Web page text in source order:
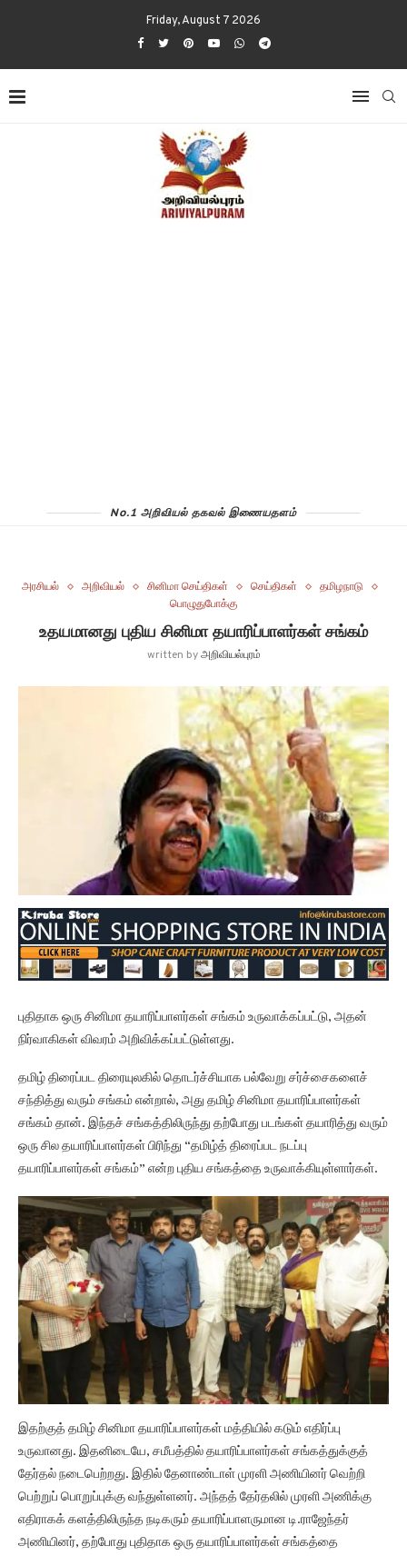
Friday, August 7 2026
No.1 அறிவியல் தகவல் இணையதளம்
அரசியல் அறிவியல் சினிமா செய்திகள் செய்திகள்
தமிழநாடு
பொழுதுபோக்கு
உதயமானது புதிய சினிமா தயாரிப்பாளர்கள் சங்கம்
written byஅறிவியல்புரம்
புதிதாக ஒரு சினிமா தயாரிப்பாளர்கள் சங்கம் உருவாக்கப்பட்டு, அதன்
நிர்வாகிகள் விவரம் அறிவிக்கப்பட்டுள்ளது.
தமிழ் திரைப்பட திரையுலகில் தொடர்ச்சியாக பல்வேறு சர்ச்சைகளைச்
சந்தித்து வரும் சங்கம் என்றால், அது தமிழ் சினிமா தயாரிப்பாளர்கள்
சங்கம் தான். இந்தச் சங்கத்திலிருந்து தற்போது படங்கள் தயாரித்து வரும்
ஒரு சில தயாரிப்பாளர்கள் பிரிந்து “தமிழ்த் திரைப்பட நடப்பு
தயாரிப்பாளர்கள் சங்கம்” என்ற புதிய சங்கத்தை உருவாக்கியுள்ளார்கள்.
இதற்குத் தமிழ் சினிமா தயாரிப்பாளர்கள் மத்தியில் கடும் எதிர்ப்பு
உருவானது. இதனிடையே, சமீபத்தில் தயாரிப்பாளர்கள் சங்கத்துக்குத்
தேர்தல் நடைபெற்றது. இதில் தேனாண்டாள் முரளி அணியினர் வெற்றி
பெற்றுப் பொறுப்புக்கு வந்துள்ளனர். அந்தத் தேர்தலில் முரளி அணிக்கு
எதிராகக் களத்திலிருந்த நடிகரும் தயாரிப்பாளருமான டி.ராஜேந்தர்
அணியினர், தற்போது புதிதாக ஒரு தயாரிப்பாளர்கள் சங்கத்தை